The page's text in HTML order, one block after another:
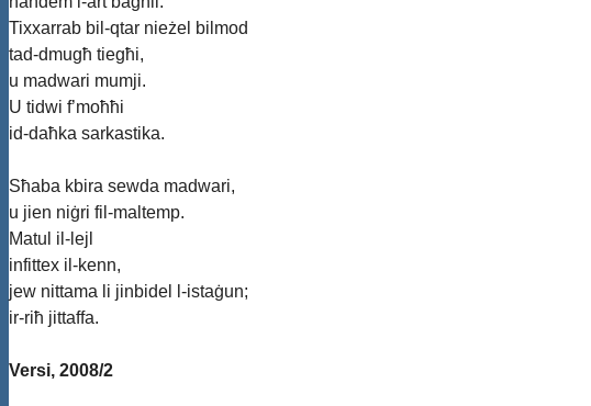
Tixxarrab bil-qtar nieżel bilmod
tad-dmugħ tiegħi,
u madwari mumji.
U tidwi f’moħħi
id-daħka sarkastika.
Sħaba kbira sewda madwari,
u jien niġri fil-maltemp.
Matul il-lejl
infittex il-kenn,
jew nittama li jinbidel l-istaġun;
ir-riħ jittaffa.
Versi, 2008/2